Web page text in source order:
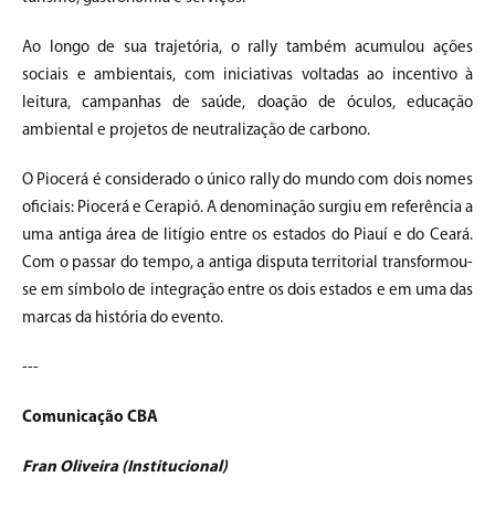
Ao longo de sua trajetória, o rally também acumulou ações
sociais e ambientais, com iniciativas voltadas ao incentivo à
leitura, campanhas de saúde, doação de óculos, educação
ambiental e projetos de neutralização de carbono.
O Piocerá é considerado o único rally do mundo com dois nomes
oficiais: Piocerá e Cerapió. A denominação surgiu em referência a
uma antiga área de litígio entre os estados do Piauí e do Ceará.
Com o passar do tempo, a antiga disputa territorial transformou-
se em símbolo de integração entre os dois estados e em uma das
marcas da história do evento.
---
Comunicação CBA
Fran Oliveira (Institucional)